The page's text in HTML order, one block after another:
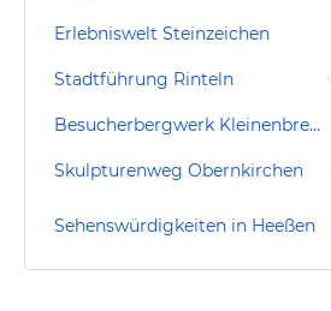
Erlebniswelt Steinzeichen
Stadtführung Rinteln
Besucherbergwerk Kleinenbremen
Skulpturenweg Obernkirchen
Sehenswürdigkeiten in Heeßen